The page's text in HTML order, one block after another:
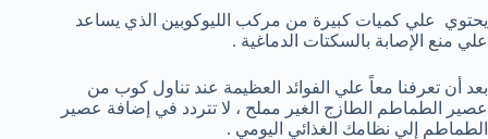
يحتوي علي كميات كبيرة من مركب الليوكوبين الذي يساعد
علي منع الإصابة بالسكتات الدماغية .
بعد أن تعرفنا معاً علي الفوائد العظيمة عند تناول كوب من
عصير الطماطم الطازج الغير مملح ، لا تتردد في إضافة عصير
الطماطم إلي نظامك الغذائي اليومي .